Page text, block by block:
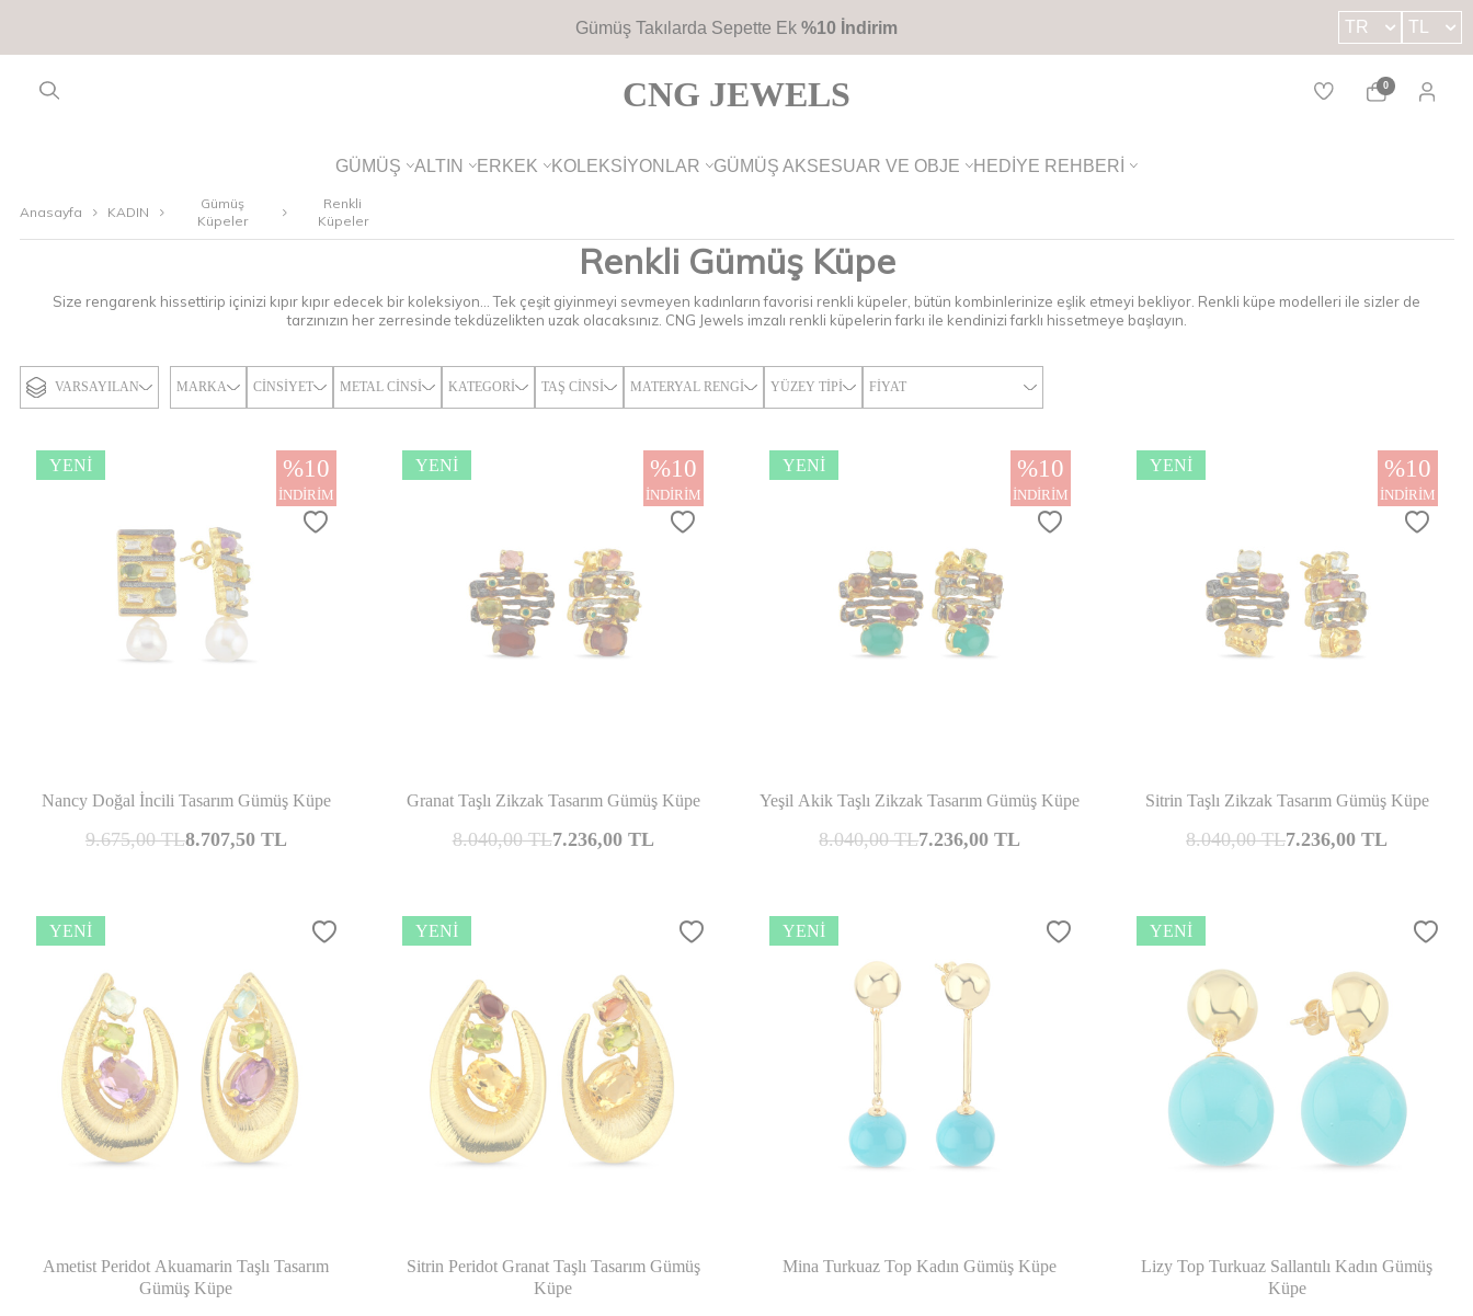
2700TLÜzeri Ücretsiz Kargo TR TL
CNG JEWELS 0
GÜMÜŞ ALTIN ERKEK KOLEKSIYONLAR GÜMÜŞ AKSESUAR VE OBJE HEDIYE REHBERI
Anasayfa KADIN
Gümüş
Küpeler
Renkli
Küpeler
Renkli Gümüş Küpe
Size rengarenk hissettirip içinizi kıpır kıpır edecek bir koleksiyon… Tek çeşit giyinmeyi sevmeyen kadınların favorisi renkli küpeler, bütün kombinlerinize eşlik etmeyi bekliyor. Renkli küpe modelleri ile sizler de
tarzınızın her zerresinde tekdüzelikten uzak olacaksınız. CNG Jewels imzalı renkli küpelerin farkı ile kendinizi farklı hissetmeye başlayın.
VARSAYILAN MARKA CINSIYET METAL CINSI KATEGORI TAŞ CINSI MATERYAL RENGI YÜZEY TIPI FIYAT
YENI %10
İNDIRIM
Nancy Doğal İncili Tasarım Gümüş Küpe
9.675,00TL8.707,50TL
YENI %10
İNDIRIM
Granat Taşlı Zikzak Tasarım Gümüş Küpe
8.040,00TL7.236,00TL
YENI %10
İNDIRIM
Yeşil Akik Taşlı Zikzak Tasarım Gümüş Küpe
8.040,00TL7.236,00 TL
YENI %10
İNDIRIM
Sitrin Taşlı Zikzak Tasarım Gümüş Küpe
8.040,00TL7.236,00 TL
YENI
Ametist Peridot Akuamarin Taşlı Tasarım
Gümüş Küpe
YENI
Sitrin Peridot Granat Taşlı Tasarım Gümüş
Küpe
YENI
Mina Turkuaz Top Kadın Gümüş Küpe
YENI
Lizy Top Turkuaz Sallantılı Kadın Gümüş
Küpe